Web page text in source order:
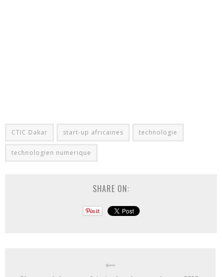
CTIC Dakar start-up africaines technologie
technologien numerique
SHARE ON: